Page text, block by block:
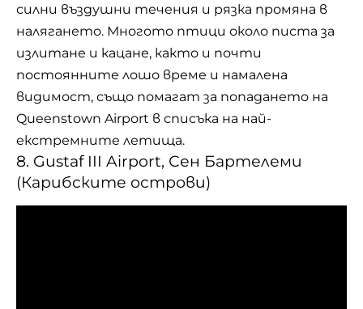
силни въздушни течения и рязка промяна в
налягането. Многото птици около писта за
излитане и кацане, както и почти
постоянните лошо време и намалена
видимост, също помагат за попадането на
Queenstown Airport в списъка на най-
екстремните летища.
8. Gustaf III Airport, Сен Бартелеми
(Карибските острови)